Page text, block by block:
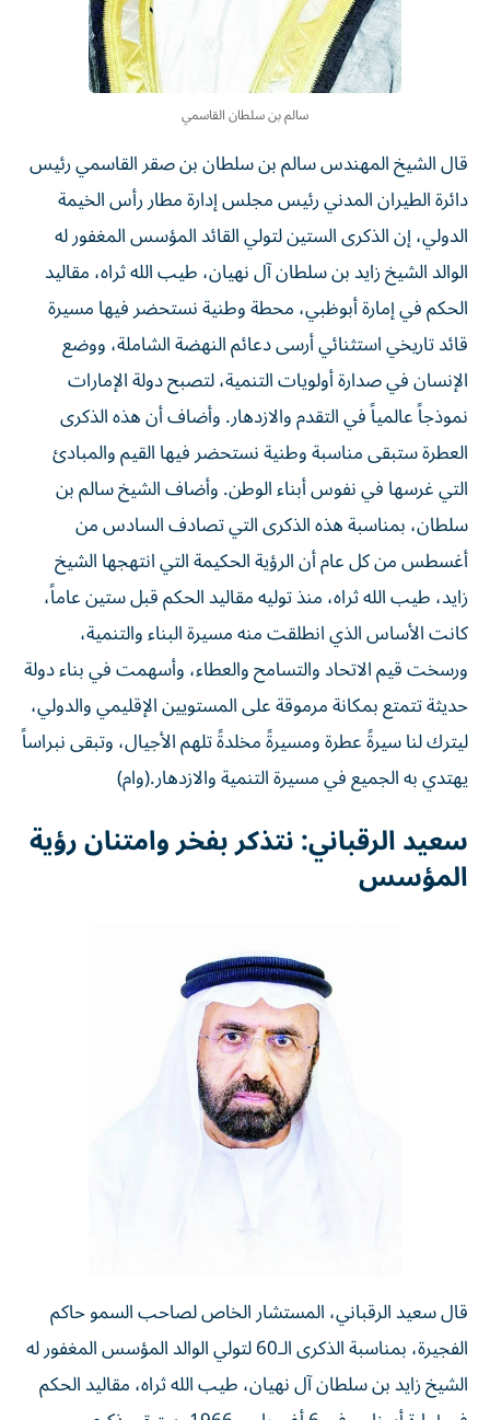
سالم بن سلطان القاسمي
قال الشيخ المهندس سالم بن سلطان بن صقر القاسمي رئيس
دائرة الطيران المدني رئيس مجلس إدارة مطار رأس الخيمة
الدولي، إن الذكرى الستين لتولي القائد المؤسس المغفور له
الوالد الشيخ زايد بن سلطان آل نهيان، طيب الله ثراه، مقاليد
الحكم في إمارة أبوظبي، محطة وطنية نستحضر فيها مسيرة
قائد تاريخي استثنائي أرسى دعائم النهضة الشاملة، ووضع
الإنسان في صدارة أولويات التنمية، لتصبح دولة الإمارات
نموذجاً عالمياً في التقدم والازدهار. وأضاف أن هذه الذكرى
العطرة ستبقى مناسبة وطنية نستحضر فيها القيم والمبادئ
التي غرسها في نفوس أبناء الوطن. وأضاف الشيخ سالم بن
سلطان، بمناسبة هذه الذكرى التي تصادف السادس من
أغسطس من كل عام أن الرؤية الحكيمة التي انتهجها الشيخ
زايد، طيب الله ثراه، منذ توليه مقاليد الحكم قبل ستين عاماً،
كانت الأساس الذي انطلقت منه مسيرة البناء والتنمية،
ورسخت قيم الاتحاد والتسامح والعطاء، وأسهمت في بناء دولة
حديثة تتمتع بمكانة مرموقة على المستويين الإقليمي والدولي،
ليترك لنا سيرةً عطرة ومسيرةً مخلدةً تلهم الأجيال، وتبقى نبراساً
يهتدي به الجميع في مسيرة التنمية والازدهار.(وام)
سعيد الرقباني: نتذكر بفخر وامتنان رؤية
المؤسس
قال سعيد الرقباني، المستشار الخاص لصاحب السمو حاكم
الفجيرة، بمناسبة الذكرى الـ60 لتولي الوالد المؤسس المغفور له
الشيخ زايد بن سلطان آل نهيان، طيب الله ثراه، مقاليد الحكم